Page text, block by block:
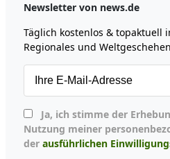
Newsletter von news.de
Täglich kostenlos & topaktuell
Regionales und
Nutzung meiner
der ausführlichen